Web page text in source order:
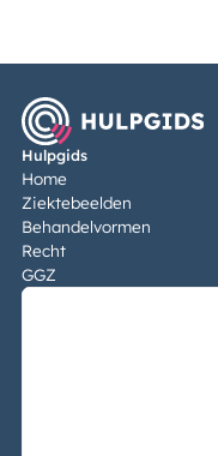
Hulpgids
Home
Ziektebeelden
Behandelvormen
Recht
GGZ